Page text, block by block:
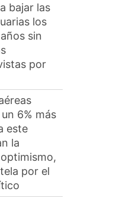
bajar las
los
sin
por
6% más
este
la
por el